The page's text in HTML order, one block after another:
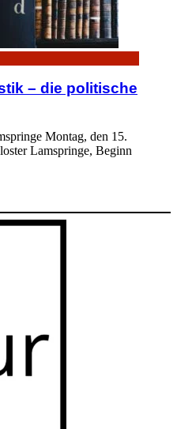
– die politische
Montag, den 15.
Lamspringe, Beginn